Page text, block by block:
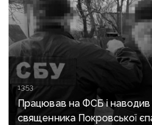
13:53
Працював на ФСБ і наводив
священника Покровської